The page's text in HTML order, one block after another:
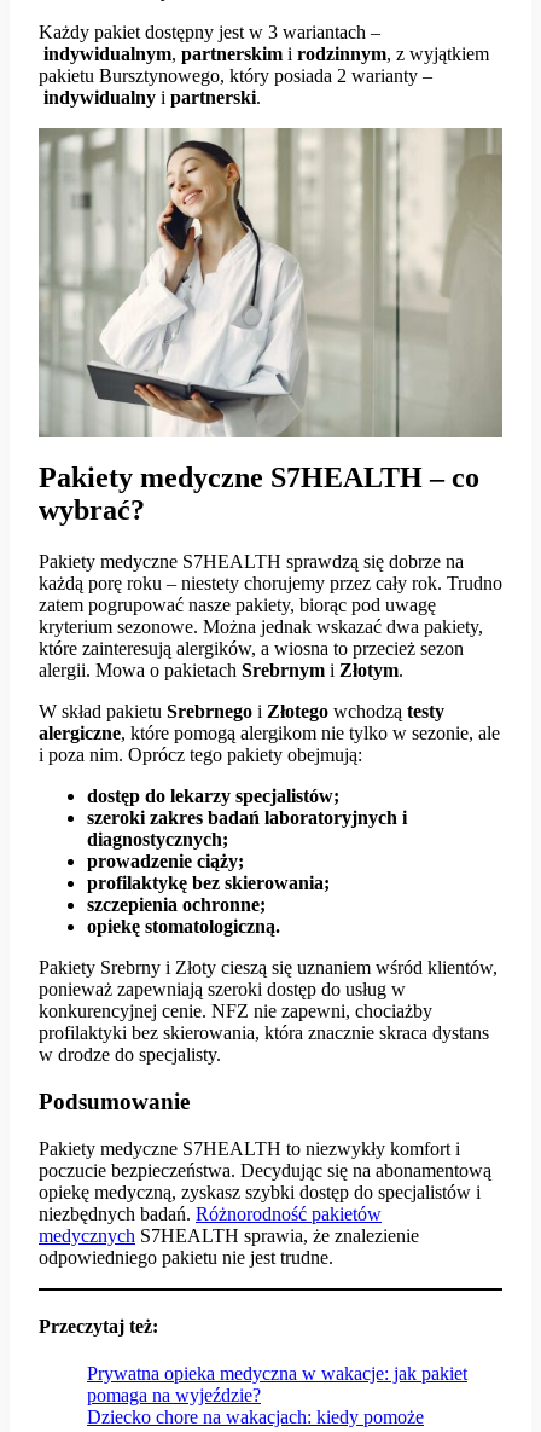
Każdy pakiet dostępny jest w 3 wariantach –
indywidualnym, partnerskim i rodzinnym, z wyjątkiem
pakietu Bursztynowego, który posiada 2 warianty –
indywidualny i partnerski.
Pakiety medyczne S7HEALTH – co
wybrać?
Pakiety medyczne S7HEALTH sprawdzą się dobrze na
każdą porę roku – niestety chorujemy przez cały rok. Trudno
zatem pogrupować nasze pakiety, biorąc pod uwagę
kryterium sezonowe. Można jednak wskazać dwa pakiety,
które zainteresują alergików, a wiosna to przecież sezon
alergii. Mowa o pakietach Srebrnym i Złotym.
W skład pakietu Srebrnego i Złotego wchodzą testy
alergiczne, które pomogą alergikom nie tylko w sezonie, ale
i poza nim. Oprócz tego pakiety obejmują:
dostęp do lekarzy specjalistów;
szeroki zakres badań laboratoryjnych i
diagnostycznych;
prowadzenie ciąży;
profilaktykę bez skierowania;
szczepienia ochronne;
opiekę stomatologiczną.
Pakiety Srebrny i Złoty cieszą się uznaniem wśród klientów,
ponieważ zapewniają szeroki dostęp do usług w
konkurencyjnej cenie. NFZ nie zapewni, chociażby
profilaktyki bez skierowania, która znacznie skraca dystans
w drodze do specjalisty.
Podsumowanie
Pakiety medyczne S7HEALTH to niezwykły komfort i
poczucie bezpieczeństwa. Decydując się na abonamentową
opiekę medyczną, zyskasz szybki dostęp do specjalistów i
niezbędnych badań. Różnorodność pakietów
medycznych S7HEALTH sprawia, że znalezienie
odpowiedniego pakietu nie jest trudne.
Przeczytaj też:
Prywatna opieka medyczna w wakacje: jak pakiet
pomaga na wyjeździe?
Dziecko chore na wakacjach: kiedy pomoże